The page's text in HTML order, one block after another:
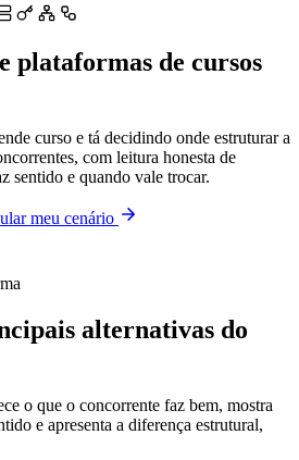
plataformas de cursos
curso e tá decidindo onde estruturar a
com leitura honesta de
sentido e quando vale trocar.
meu cenário
alternativas do
o que o concorrente faz bem, mostra
e apresenta a diferença estrutural,